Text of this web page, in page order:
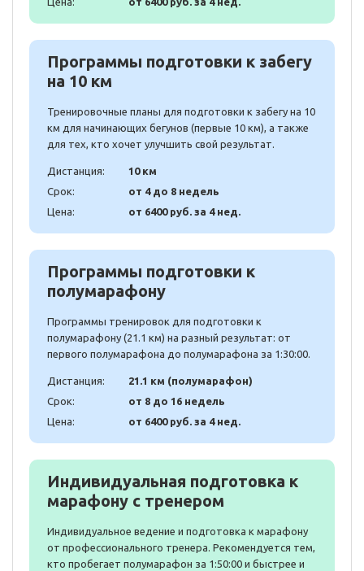
Программы подготовки к забегу
на 10 км
Тренировочные планы для подготовки к забегу на 10
км для начинающих бегунов (первые 10 км), а также
для тех, кто хочет улучшить свой результат.
Дистанция:
10 км
Срок:
от 4 до 8 недель
Цена:
от 6400 руб. за 4 нед.
Программы подготовки к
полумарафону
Программы тренировок для подготовки к
полумарафону (21.1 км) на разный результат: от
первого полумарафона до полумарафона за 1:30:00.
Дистанция:
21.1 км (полумарафон)
Срок:
от 8 до 16 недель
Цена:
от 6400 руб. за 4 нед.
Индивидуальная подготовка к
марафону с тренером
Индивидуальное ведение и подготовка к марафону
от профессионального тренера. Рекомендуется тем,
кто пробегает полумарафон за 1:50:00 и быстрее и